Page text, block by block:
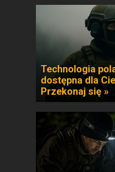
Technologia
dostępna dla
Przekonaj się »